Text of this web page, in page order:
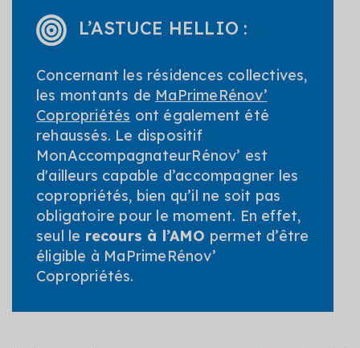
L’ASTUCE HELLIO :
Concernant les résidences collectives,
les montants de MaPrimeRénov’
Copropriétés ont également été
rehaussés. Le dispositif
MonAccompagnateurRénov’ est
d'ailleurs capable d’accompagner les
copropriétés, bien qu’il ne soit pas
obligatoire pour le moment. En effet,
seul le recours à l’AMO permet d’être
éligible à MaPrimeRénov’
Copropriétés.